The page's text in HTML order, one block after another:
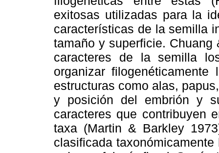
exitosas utilizadas para la
características de la semilla
tamaño y superficie.
caracteres de la semilla
organizar
estructuras como alas,
y posición del embrión y
caracteres que contribuyen
taxa (Martin & Barkley
clasificada